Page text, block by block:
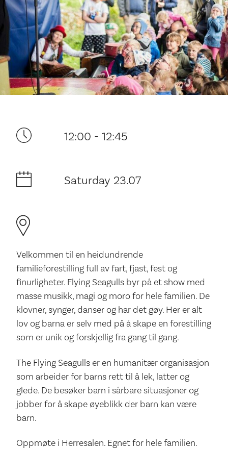
Your visit
The music in the Cathedral
History and architecture
12:00 - 12:45
Saturday 23.07
Velkommen til en heidundrende
familieforestilling full av fart, fjast, fest og
finurligheter. Flying Seagulls byr på et show med
masse musikk, magi og moro for hele familien. De
klovner, synger, danser og har det gøy. Her er alt
lov og barna er selv med på å skape en forestilling
som er unik og forskjellig fra gang til gang.
The Flying Seagulls er en humanitær organisasjon
som arbeider for barns rett til å lek, latter og
glede. De besøker barn i sårbare situasjoner og
jobber for å skape øyeblikk der barn kan være
barn.
Oppmøte i Herresalen. Egnet for hele familien.